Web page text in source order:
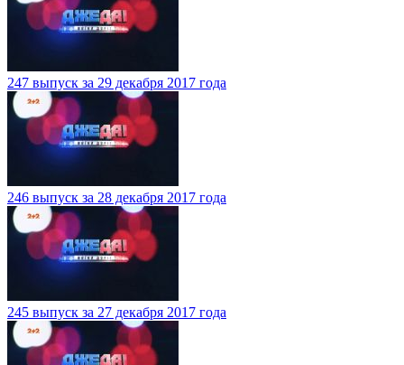
247 выпуск за 29 декабря 2017 года
246 выпуск за 28 декабря 2017 года
245 выпуск за 27 декабря 2017 года